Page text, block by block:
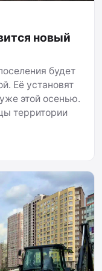
новый
будет
Её установят
этой осенью.
территории